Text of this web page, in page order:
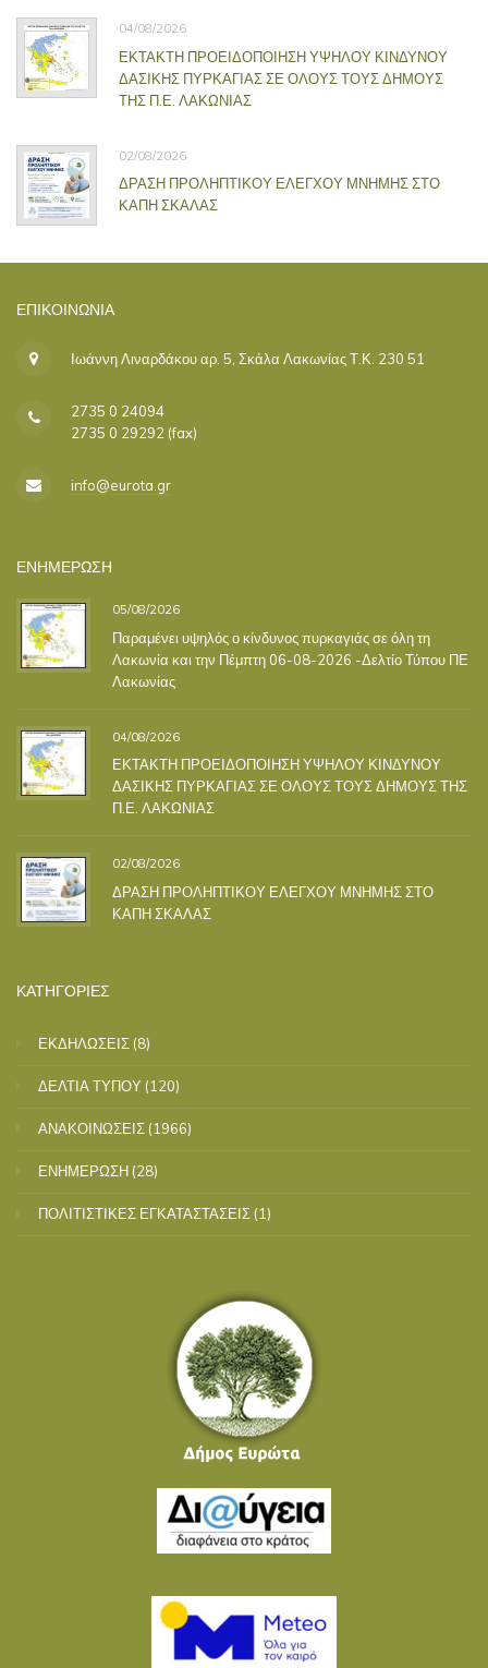
04/08/2026
ΕΚΤΑΚΤΗ ΠΡΟΕΙΔΟΠΟΙΗΣΗ ΥΨΗΛΟΥ ΚΙΝΔΥΝΟΥ
ΔΑΣΙΚΗΣ ΠΥΡΚΑΓΙΑΣ ΣΕ ΟΛΟΥΣ ΤΟΥΣ ΔΗΜΟΥΣ
ΤΗΣ Π.Ε. ΛΑΚΩΝΙΑΣ
02/08/2026
ΔΡΑΣΗ ΠΡΟΛΗΠΤΙΚΟΥ ΕΛΕΓΧΟΥ ΜΝΗΜΗΣ ΣΤΟ
ΚΑΠΗ ΣΚΑΛΑΣ
ΕΠΙΚΟΙΝΩΝΊΑ
Ιωάννη Λιναρδάκου αρ. 5, Σκάλα Λακωνίας Τ.Κ. 230 51
2735 0 24094
2735 0 29292 (fax)
info@eurota.gr
ΕΝΗΜΕΡΩΣΗ
05/08/2026
Παραμένει υψηλός ο κίνδυνος πυρκαγιάς σε όλη τη
Λακωνία και την Πέμπτη 06-08-2026 -Δελτίο Τύπου ΠΕ
Λακωνίας
04/08/2026
ΕΚΤΑΚΤΗ ΠΡΟΕΙΔΟΠΟΙΗΣΗ ΥΨΗΛΟΥ ΚΙΝΔΥΝΟΥ
ΔΑΣΙΚΗΣ ΠΥΡΚΑΓΙΑΣ ΣΕ ΟΛΟΥΣ ΤΟΥΣ ΔΗΜΟΥΣ ΤΗΣ
Π.Ε. ΛΑΚΩΝΙΑΣ
02/08/2026
ΔΡΑΣΗ ΠΡΟΛΗΠΤΙΚΟΥ ΕΛΕΓΧΟΥ ΜΝΗΜΗΣ ΣΤΟ
ΚΑΠΗ ΣΚΑΛΑΣ
ΚΑΤΗΓΟΡΙΕΣ
ΕΚΔΗΛΩΣΕΙΣ (8)
ΔΕΛΤΙΑ ΤΥΠΟΥ (120)
ΑΝΑΚΟΙΝΩΣΕΙΣ (1966)
ΕΝΗΜΕΡΩΣΗ (28)
ΠΟΛΙΤΙΣΤΙΚΕΣ ΕΓΚΑΤΑΣΤΑΣΕΙΣ (1)